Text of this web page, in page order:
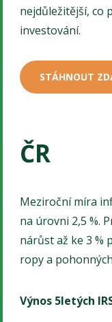
nejdůležitější, co
investování.
STÁHNOUT
ČR
Meziroční míra
na úrovni 2,5 %.
nárůst až ke 3 %
ropy a
Výnos 5letých